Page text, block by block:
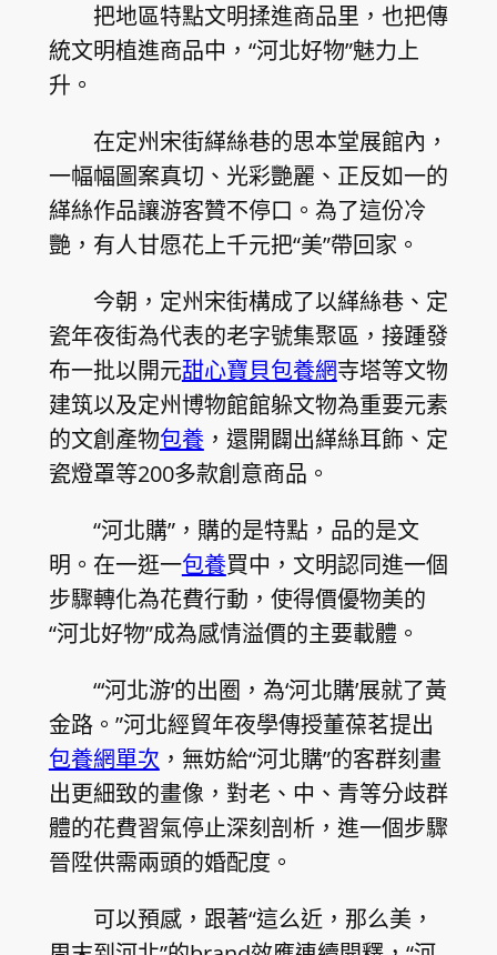
把地區特點文明揉進商品里，也把傳
統文明植進商品中，“河北好物”魅力上
升。
在定州宋街緙絲巷的思本堂展館內，
一幅幅圖案真切、光彩艷麗、正反如一的
緙絲作品讓游客贊不停口。為了這份冷
艷，有人甘愿花上千元把“美”帶回家。
今朝，定州宋街構成了以緙絲巷、定
瓷年夜街為代表的老字號集聚區，接踵發
布一批以開元甜心寶貝包養網寺塔等文物
建筑以及定州博物館館躲文物為重要元素
的文創產物包養，還開闢出緙絲耳飾、定
瓷燈罩等200多款創意商品。
“河北購”，購的是特點，品的是文
明。在一逛一包養買中，文明認同進一個
步驟轉化為花費行動，使得價優物美的
“河北好物”成為感情溢價的主要載體。
“‘河北游’的出圈，為‘河北購’展就了黃
金路。”河北經貿年夜學傳授董葆茗提出
包養網單次 ，無妨給“河北購”的客群刻畫
出更細致的畫像，對老、中、青等分歧群
體的花費習氣停止深刻剖析，進一個步驟
晉陞供需兩頭的婚配度。
可以預感，跟著“這么近，那么美，